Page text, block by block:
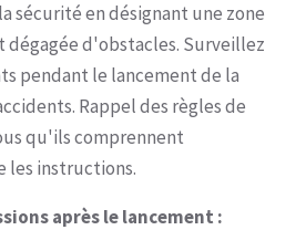
sécurité en désignant une zone
dégagée d'obstacles. Surveillez
pendant le lancement de la
Rappel des règles de
qu'ils comprennent
les instructions.
après le lancement :